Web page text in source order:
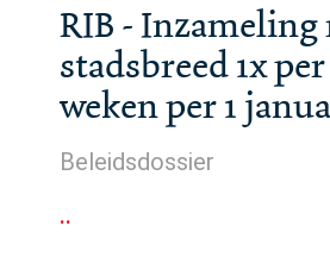
RIB - Inzameling
stadsbreed 1x
weken per 1
Beleidsdossier
..